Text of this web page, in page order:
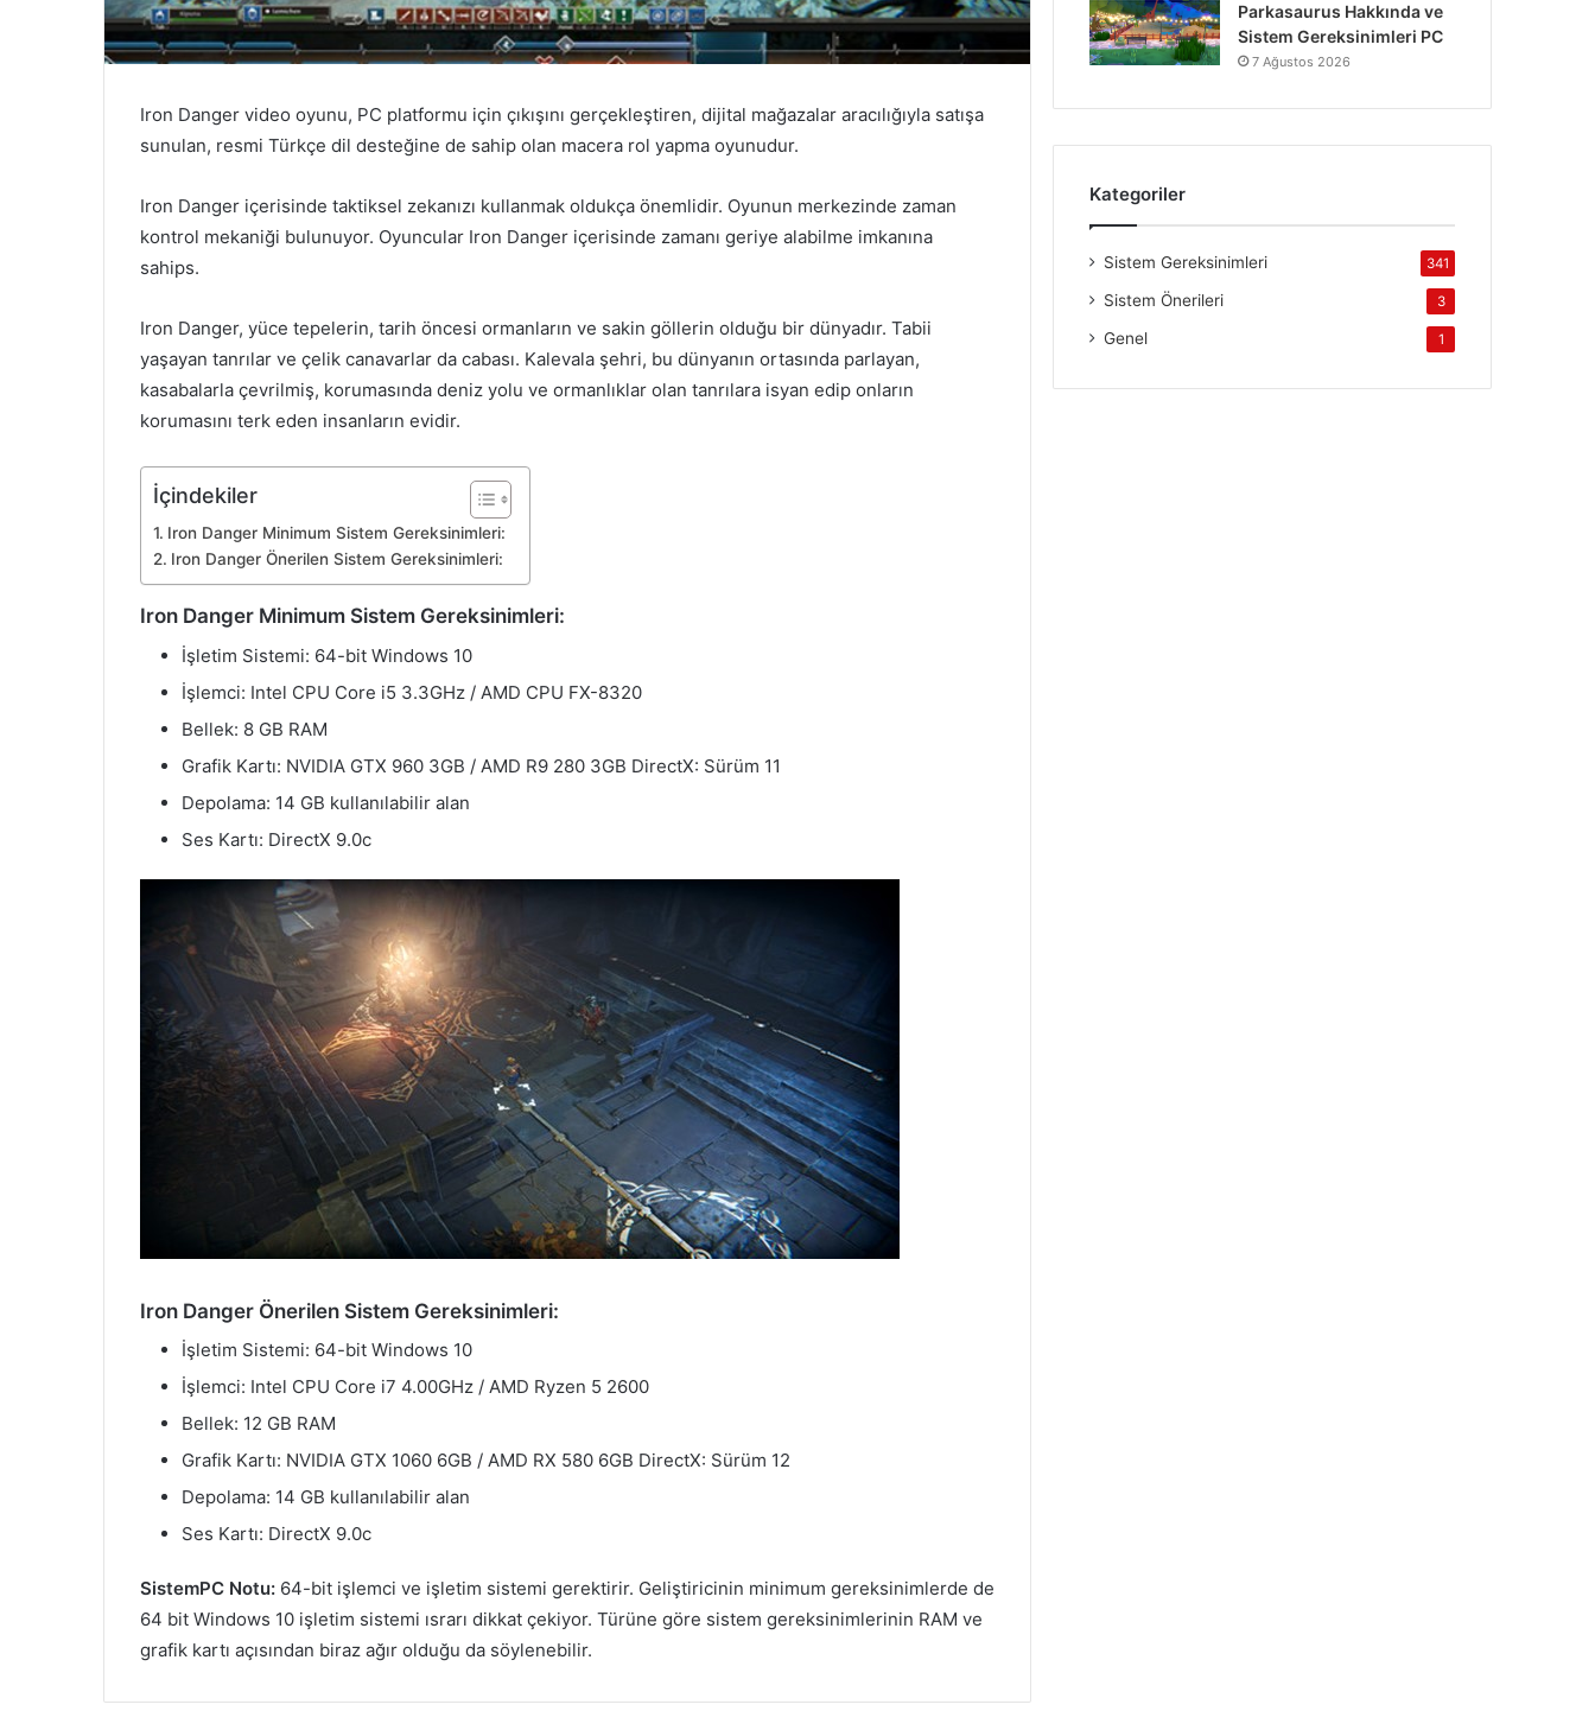
Iron Danger video oyunu, PC platformu için çıkışını gerçekleştiren, dijital mağazalar aracılığıyla satışa
sunulan, resmi Türkçe dil desteğine de sahip olan macera rol yapma oyunudur.
Iron Danger içerisinde taktiksel zekanızı kullanmak oldukça önemlidir. Oyunun merkezinde zaman
kontrol mekaniği bulunuyor. Oyuncular Iron Danger içerisinde zamanı geriye alabilme imkanına
sahips.
Iron Danger, yüce tepelerin, tarih öncesi ormanların ve sakin göllerin olduğu bir dünyadır. Tabii
yaşayan tanrılar ve çelik canavarlar da cabası. Kalevala şehri, bu dünyanın ortasında parlayan,
kasabalarla çevrilmiş, korumasında deniz yolu ve ormanlıklar olan tanrılara isyan edip onların
korumasını terk eden insanların evidir.
İçindekiler
Iron Danger Minimum Sistem Gereksinimleri:
Iron Danger Önerilen Sistem Gereksinimleri:
Iron Danger Minimum Sistem Gereksinimleri:
İşletim Sistemi: 64-bit Windows 10
İşlemci: Intel CPU Core i5 3.3GHz / AMD CPU FX-8320
Bellek: 8 GB RAM
Grafik Kartı: NVIDIA GTX 960 3GB / AMD R9 280 3GB DirectX: Sürüm 11
Depolama: 14 GB kullanılabilir alan
Ses Kartı: DirectX 9.0c
Iron Danger Önerilen Sistem Gereksinimleri:
İşletim Sistemi: 64-bit Windows 10
İşlemci: Intel CPU Core i7 4.00GHz / AMD Ryzen 5 2600
Bellek: 12 GB RAM
Grafik Kartı: NVIDIA GTX 1060 6GB / AMD RX 580 6GB DirectX: Sürüm 12
Depolama: 14 GB kullanılabilir alan
Ses Kartı: DirectX 9.0c
SistemPC Notu: 64-bit işlemci ve işletim sistemi gerektirir. Geliştiricinin minimum gereksinimlerde de
64 bit Windows 10 işletim sistemi ısrarı dikkat çekiyor. Türüne göre sistem gereksinimlerinin RAM ve
grafik kartı açısından biraz ağır olduğu da söylenebilir.
Maid of Sker Hakkında ve Sistem
Parkasaurus Hakkında ve
Sistem Gereksinimleri PC
7 Ağustos 2026
Kategoriler
Sistem Gereksinimleri 341
Sistem Önerileri 3
Genel 1